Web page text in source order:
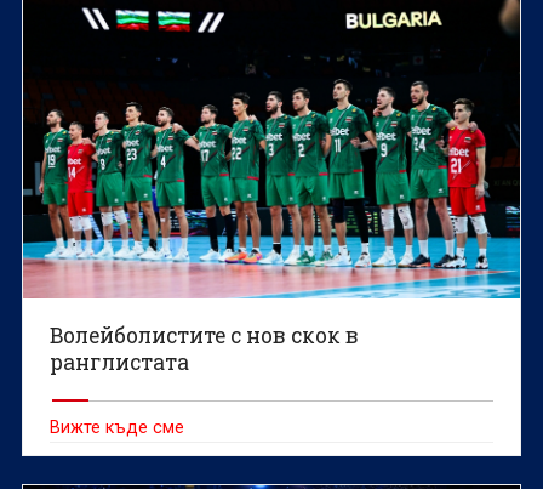
Волейболистите с нов скок в
ранглистата
Вижте къде сме